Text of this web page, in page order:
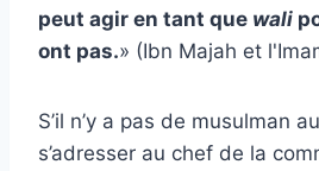
peut agir en tant que wali
ont pas.» (Ibn Majah et
S’il n’y a pas de musulman
s’adresser au chef de la